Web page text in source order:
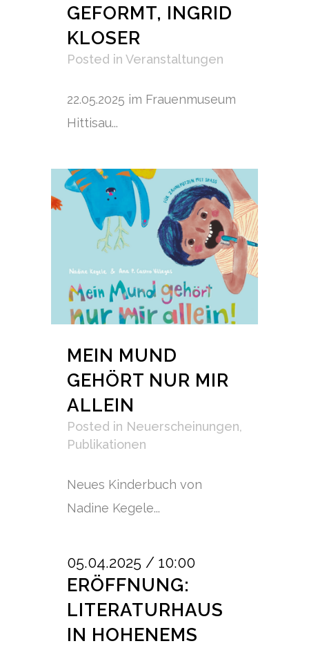
GEFORMT, INGRID
KLOSER
Posted in Veranstaltungen
22.05.2025 im Frauenmuseum
Hittisau...
MEIN MUND
GEHÖRT NUR MIR
ALLEIN
Posted in Neuerscheinungen,
Publikationen
Neues Kinderbuch von
Nadine Kegele...
05.04.2025 / 10:00
ERÖFFNUNG:
LITERATURHAUS
IN HOHENEMS